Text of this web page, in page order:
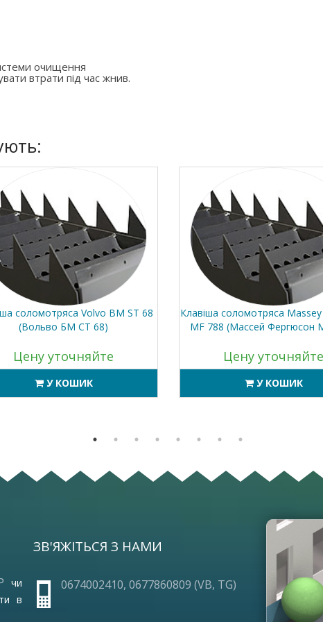
очищення
втрати під час жнив.
соломотряса Volvo BM ST 68
(Вольво БМ СТ 68)
Цену уточняйте
У КОШИК
Клавіша соломотряса
MF 788 (Массей Фергюсон
Цену уточняйте
У КОШИК
чи
в
ЗВ'ЯЖІТЬСЯ З НАМИ
0674002410, 0677860809 (VB, TG)
ПРО